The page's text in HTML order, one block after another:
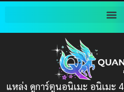
Bondage (ทาส)(1)
(1)
Censored (เซ็นเซอร์)(19)
1997
1993
1991
1989
แหล่ง ดูการ์ตูนอนิเมะ อนิเมะ